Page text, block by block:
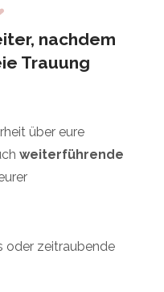
nachdem
Trauung
über eure
weiterführende
oder zeitraubende